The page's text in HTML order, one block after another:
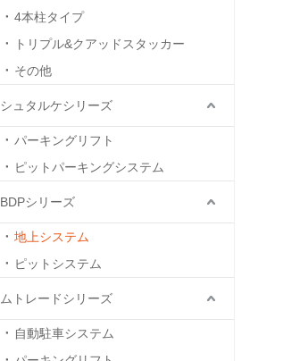
4本柱タイプ
トリプル&クアッドスタッカー
その他
シュタルケシリーズ
パーキングリフト
ピットパーキングシステム
BDPシリーズ
地上システム
ピットシステム
ムトレードシリーズ
自動駐車システム